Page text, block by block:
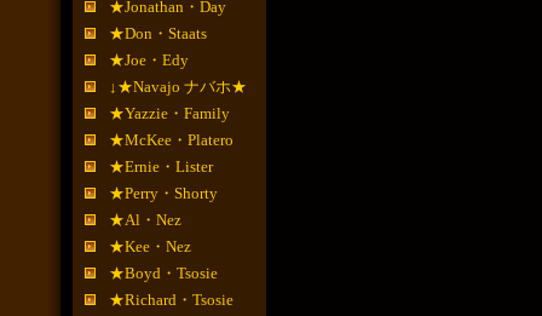
★Jonathan・Day
★Don・Staats
★Joe・Edy
↓★Navajo ナバホ★
★Yazzie・Family
★McKee・Platero
★Ernie・Lister
★Perry・Shorty
★Al・Nez
★Kee・Nez
★Boyd・Tsosie
★Richard・Tsosie